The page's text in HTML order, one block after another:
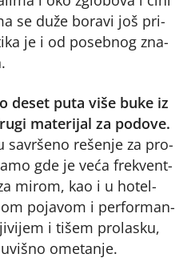
se du­že bo­ra­vi još pri­
je i od po­seb­nog zna­
de­set pu­ta vi­še bu­ke iz
ma­te­ri­jal za po­do­ve.
sa­vr­še­no re­še­nje za pro­
gde je ve­ća fre­kvent­
mi­rom, kao i u ho­tel­
po­ja­vom i per­for­man­
i ti­šem pro­la­sku,
ome­ta­nje.